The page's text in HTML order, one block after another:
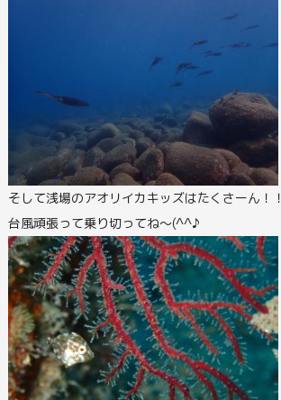
そして浅場のアオリイカキッズはたくさーん！！
台風頑張って乗り切ってね～(^^♪